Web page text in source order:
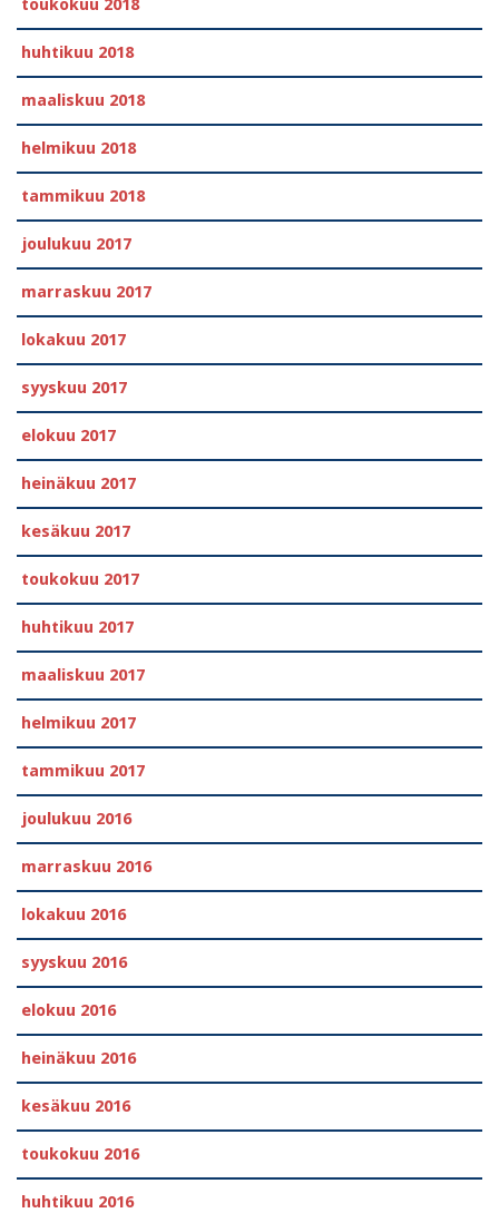
toukokuu 2018
huhtikuu 2018
maaliskuu 2018
helmikuu 2018
tammikuu 2018
joulukuu 2017
marraskuu 2017
lokakuu 2017
syyskuu 2017
elokuu 2017
heinäkuu 2017
kesäkuu 2017
toukokuu 2017
huhtikuu 2017
maaliskuu 2017
helmikuu 2017
tammikuu 2017
joulukuu 2016
marraskuu 2016
lokakuu 2016
syyskuu 2016
elokuu 2016
heinäkuu 2016
kesäkuu 2016
toukokuu 2016
huhtikuu 2016